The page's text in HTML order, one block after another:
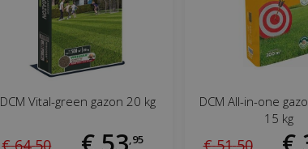
DCM Vital-green gazon 20 kg
€ 64,50 95
DCM All-in-one
15 kg
€ 51,50